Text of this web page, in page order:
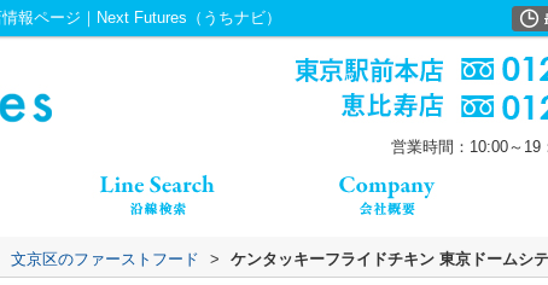
報ページ｜Next Futures（うちナビ）
営業時間：10:00～19
文京区のファーストフード > ケンタッキーフライドチキン 東京ドームシ